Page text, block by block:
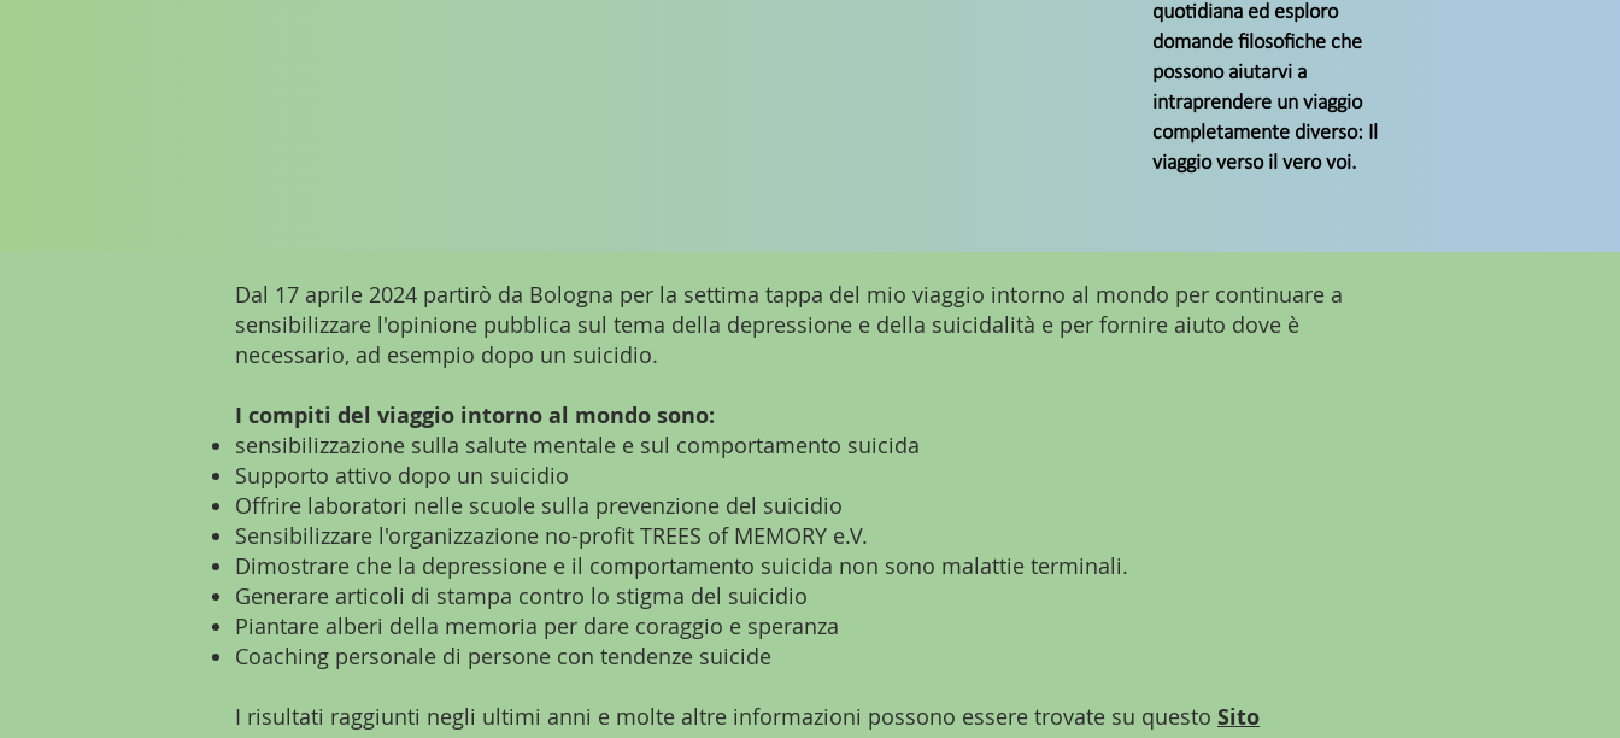
quotidiana ed esploro
domande filosofiche che
possono aiutarvi a
intraprendere un viaggio
completamente diverso: Il
viaggio verso il vero voi.
Dal 17 aprile 2024 partirò da Bologna per la settima tappa del mio viaggio intorno al mondo per continuare a
sensibilizzare l'opinione pubblica sul tema della depressione e della suicidalità e per fornire aiuto dove è
necessario, ad esempio dopo un suicidio.
I compiti del viaggio intorno al mondo sono:
sensibilizzazione sulla salute mentale e sul comportamento suicida
Supporto attivo dopo un suicidio
Offrire laboratori nelle scuole sulla prevenzione del suicidio
Sensibilizzare l'organizzazione no-profit TREES of MEMORY e.V.
Dimostrare che la depressione e il comportamento suicida non sono malattie terminali.
Generare articoli di stampa contro lo stigma del suicidio
Piantare alberi della memoria per dare coraggio e speranza
Coaching personale di persone con tendenze suicide
I risultati raggiunti negli ultimi anni e molte altre informazioni possono essere trovate su questo Sito